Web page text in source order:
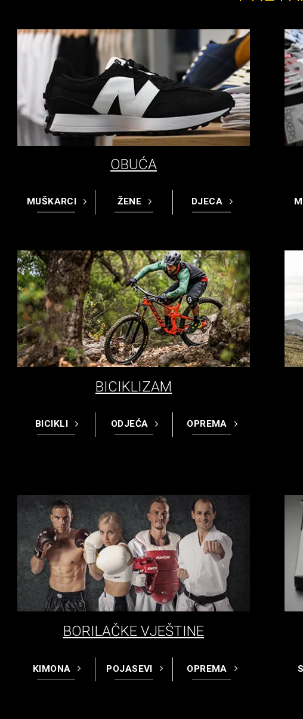
OBUĆA
MUŠKARCI ŽENE DJECA
BICIKLIZAM
BICIKLI ODJEĆA OPREMA
BORILAČKE VJEŠTINE
KIMONA POJASEVI OPREMA